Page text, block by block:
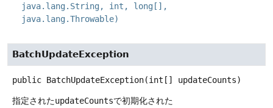
java.lang.String, int, long[],
java.lang.Throwable)
BatchUpdateException
public BatchUpdateException(int[] updateCounts)
指定されたupdateCountsで初期化された